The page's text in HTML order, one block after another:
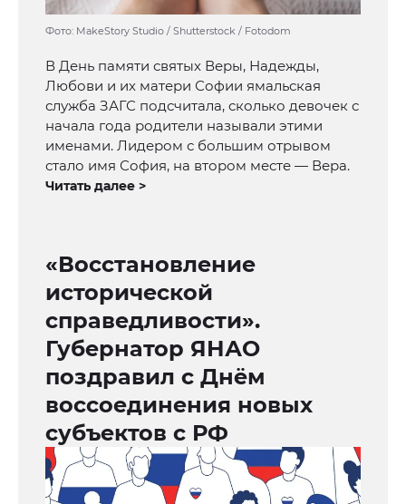
Фото: MakeStory Studio / Shutterstock / Fotodom
В День памяти святых Веры, Надежды,
Любови и их матери Софии ямальская
служба ЗАГС подсчитала, сколько девочек с
начала года родители называли этими
именами. Лидером с большим отрывом
стало имя София, на втором месте — Вера.
Читать далее >
«Восстановление
исторической
справедливости».
Губернатор ЯНАО
поздравил с Днём
воссоединения новых
субъектов с РФ